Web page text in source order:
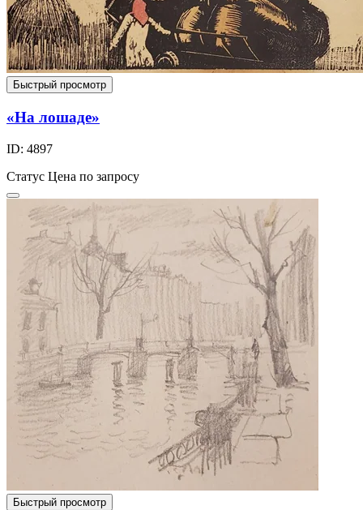
Быстрый просмотр
«На лошаде»
ID: 4897
Статус Цена по запросу
Быстрый просмотр